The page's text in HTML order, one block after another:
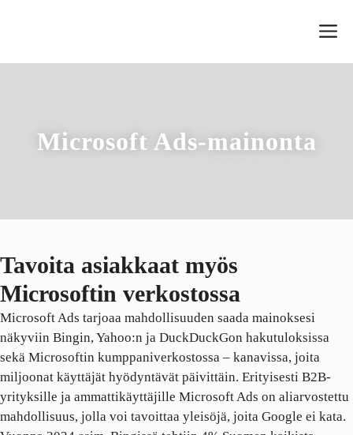
Microsoft Ads-mainonta
Tavoita asiakkaat myös
Microsoftin verkostossa
Microsoft Ads tarjoaa mahdollisuuden saada mainoksesi
näkyviin Bingin, Yahoo:n ja DuckDuckGon hakutuloksissa
sekä Microsoftin kumppaniverkostossa – kanavissa, joita
miljoonat käyttäjät hyödyntävät päivittäin. Erityisesti B2B-
yrityksille ja ammattikäyttäjille Microsoft Ads on aliarvostettu
mahdollisuus, jolla voi tavoittaa yleisöjä, joita Google ei kata.